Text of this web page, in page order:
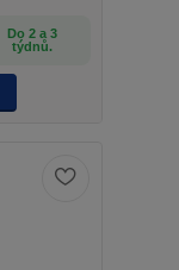
Do 2 a 3
týdnů.